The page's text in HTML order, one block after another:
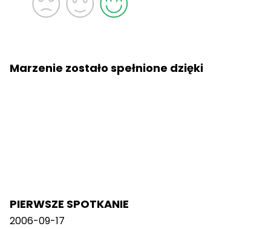
Marzenie zostało spełnione dzięki
PIERWSZE SPOTKANIE
2006-09-17